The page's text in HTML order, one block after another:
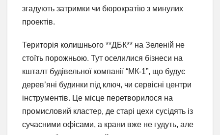
згадують затримки чи бюрократію з минулих
проектів.
Територія колишнього **ДБК** на Зеленій не
стоїть порожньою. Тут оселилися бізнеси на
кшталт будівельної компанії “МК-1”, що будує
дерев’яні будинки під ключ, чи сервісні центри
інструментів. Це місце перетворилося на
промисловий кластер, де старі цехи сусідять із
сучасними офісами, а крани вже не гудуть, але